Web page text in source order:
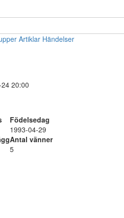
Artiklar Händelser
20:00
Födelsedag
1993-04-29
Antal vänner
5